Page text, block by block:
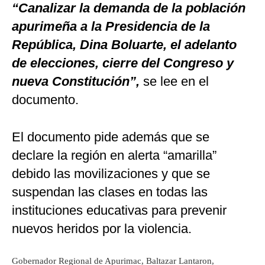
“Canalizar la demanda de la población
apurimeña a la Presidencia de la
República, Dina Boluarte, el adelanto
de elecciones, cierre del Congreso y
nueva Constitución”, se lee en el
documento.
El documento pide además que se
declare la región en alerta “amarilla”
debido las movilizaciones y que se
suspendan las clases en todas las
instituciones educativas para prevenir
nuevos heridos por la violencia.
Gobernador Regional de Apurimac, Baltazar Lantaron,